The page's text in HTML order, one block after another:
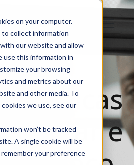
on your computer.
to collect information
our website and allow
use this information in
your browsing
and metrics about our
and other media. To
we use, see our
won’t be tracked
A single cookie will be
your preference
Dicas
e